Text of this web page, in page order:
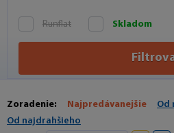
Runflat Skladom
Zoradenie: Najpredávanejšie
Od
Od najdrahšieho